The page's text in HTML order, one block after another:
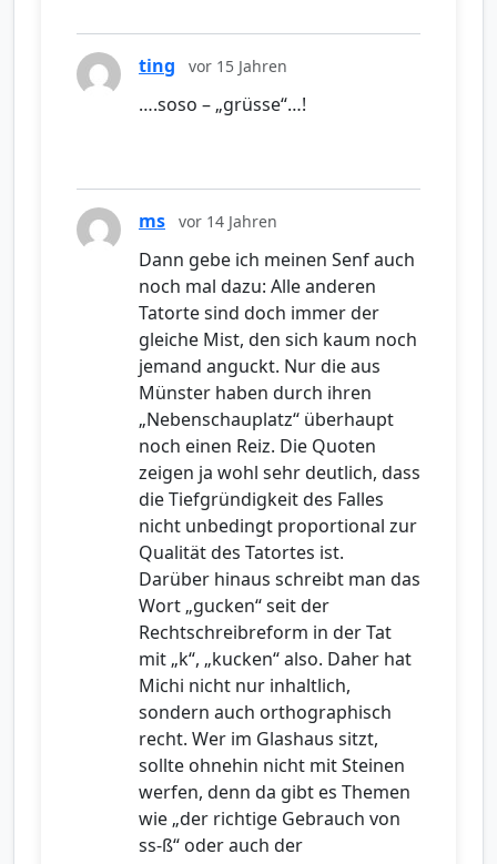
ting vor 15 Jahren
….soso – „grüsse“…!
ms vor 14 Jahren
Dann gebe ich meinen Senf auch
noch mal dazu: Alle anderen
Tatorte sind doch immer der
gleiche Mist, den sich kaum noch
jemand anguckt. Nur die aus
Münster haben durch ihren
„Nebenschauplatz“ überhaupt
noch einen Reiz. Die Quoten
zeigen ja wohl sehr deutlich, dass
die Tiefgründigkeit des Falles
nicht unbedingt proportional zur
Qualität des Tatortes ist.
Darüber hinaus schreibt man das
Wort „gucken“ seit der
Rechtschreibreform in der Tat
mit „k“, „kucken“ also. Daher hat
Michi nicht nur inhaltlich,
sondern auch orthographisch
recht. Wer im Glashaus sitzt,
sollte ohnehin nicht mit Steinen
werfen, denn da gibt es Themen
wie „der richtige Gebrauch von
ss-ß“ oder auch der